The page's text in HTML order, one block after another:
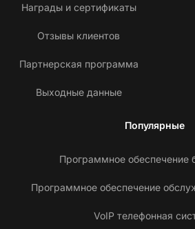
Награды и сертификаты
Отзывы клиентов
Партнерская программа
Выходные данные
Популярные
Программное обеспечение
Программное обеспечение
VoIP телефонная